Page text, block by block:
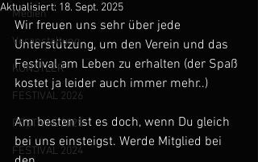
Medien
Veranstaltung
KÜNSTLER
FESTIVAL 2026
FESTIVAL 2025
FESTIVAL 2024
Aktualisiert: 18. Sept. 2025
Wir freuen uns sehr über jede
Unterstützung, um den Verein und das
Festival am Leben zu erhalten (der Spaß
kostet ja leider auch immer mehr..)
Am besten ist es doch, wenn Du gleich
bei uns einsteigst. Werde Mitglied bei